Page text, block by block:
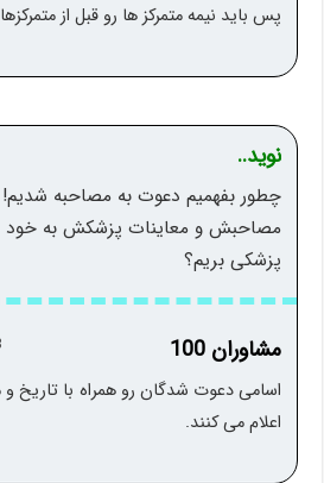
پس باید نیمه متمرکز ها رو قبل از
نوید..
چطور بفهمیم دعوت به مصاحبه شدیم!
مصاحبش و معاینات پزشکش به خود
پزشکی بریم؟
مشاوران 100
اسامی دعوت شدگان رو همراه با تاریخ
اعلام می کنند.